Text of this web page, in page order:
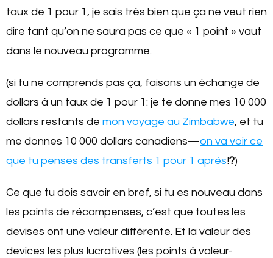
taux de 1 pour 1, je sais très bien que ça ne veut rien
dire tant qu’on ne saura pas ce que « 1 point » vaut
dans le nouveau programme.
(si tu ne comprends pas ça, faisons un échange de
dollars à un taux de 1 pour 1: je te donne mes 10 000
dollars restants de mon voyage au Zimbabwe, et tu
me donnes 10 000 dollars canadiens—on va voir ce
que tu penses des transferts 1 pour 1 après!?)
Ce que tu dois savoir en bref, si tu es nouveau dans
les points de récompenses, c’est que toutes les
devises ont une valeur différente. Et la valeur des
devices les plus lucratives (les points à valeur-